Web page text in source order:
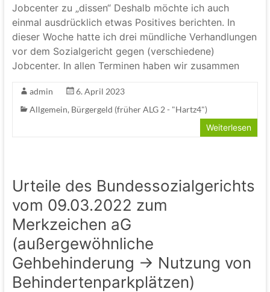
Jobcenter zu „dissen“ Deshalb möchte ich auch
einmal ausdrücklich etwas Positives berichten. In
dieser Woche hatte ich drei mündliche Verhandlungen
vor dem Sozialgericht gegen (verschiedene)
Jobcenter. In allen Terminen haben wir zusammen
admin
6. April 2023
Allgemein, Bürgergeld (früher ALG 2 - "Hartz4")
Weiterlesen
Urteile des Bundessozialgerichts
vom 09.03.2022 zum
Merkzeichen aG
(außergewöhnliche
Gehbehinderung -> Nutzung von
Behindertenparkplätzen)